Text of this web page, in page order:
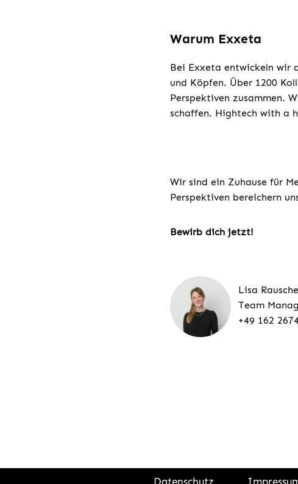
Warum Exxeta
Bei Exxeta entwickeln wir
und Köpfen. Über 1200
Perspektiven zusammen.
schaffen. Hightech with a
Wir sind ein Zuhause für
Perspektiven bereichern
Bewirb dich jetzt!
Lisa
Team
+49 162